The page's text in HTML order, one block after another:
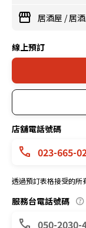
居酒屋 /居
線上預訂
店舖電話號碼
023-665-
透過預訂表格接受的所
服務台電話號碼
050-2030-